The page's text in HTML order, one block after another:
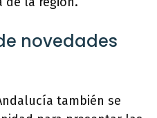
novedades
también se